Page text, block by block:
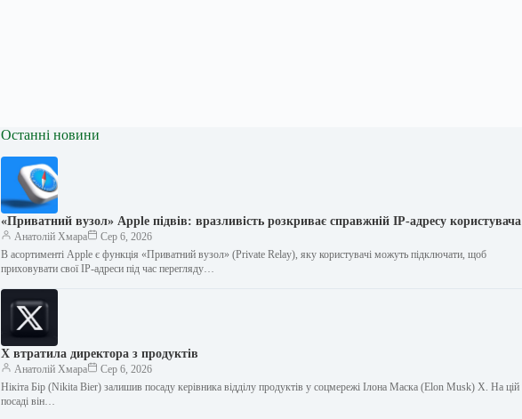
Останні новини
«Приватний вузол» Apple підвів: вразливість розкриває справжній IP-адресу користувача
Анатолій Хмара
Сер 6, 2026
В асортименті Apple є функція «Приватний вузол» (Private Relay), яку користувачі можуть підключати, щоб
приховувати свої IP-адреси під час перегляду…
X втратила директора з продуктів
Анатолій Хмара
Сер 6, 2026
Нікіта Бір (Nikita Bier) залишив посаду керівника відділу продуктів у соцмережі Ілона Маска (Elon Musk) X. На цій
посаді він…